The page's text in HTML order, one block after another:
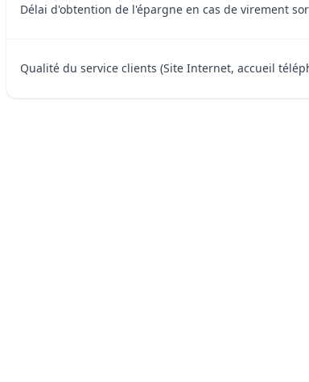
Délai d'obtention de l'épargne en cas de virement
Qualité du service clients (Site Internet, accueil